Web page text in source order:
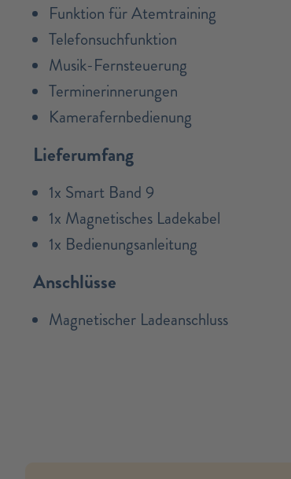
Funktion für Atemtraining
Telefonsuchfunktion
Musik-Fernsteuerung
Terminerinnerungen
Kamerafernbedienung
Lieferumfang
1x Smart Band 9
1x Magnetisches Ladekabel
1x Bedienungsanleitung
Anschlüsse
Magnetischer Ladeanschluss